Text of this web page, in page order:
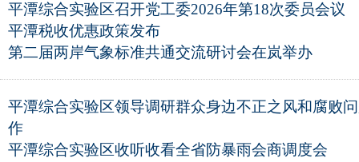
平潭综合实验区召开党工委2026年第18次委员会议
平潭税收优惠政策发布
第二届两岸气象标准共通交流研讨会在岚举办
平潭综合实验区领导调研群众身边不正之风和腐败
作
平潭综合实验区收听收看全省防暴雨会商调度会